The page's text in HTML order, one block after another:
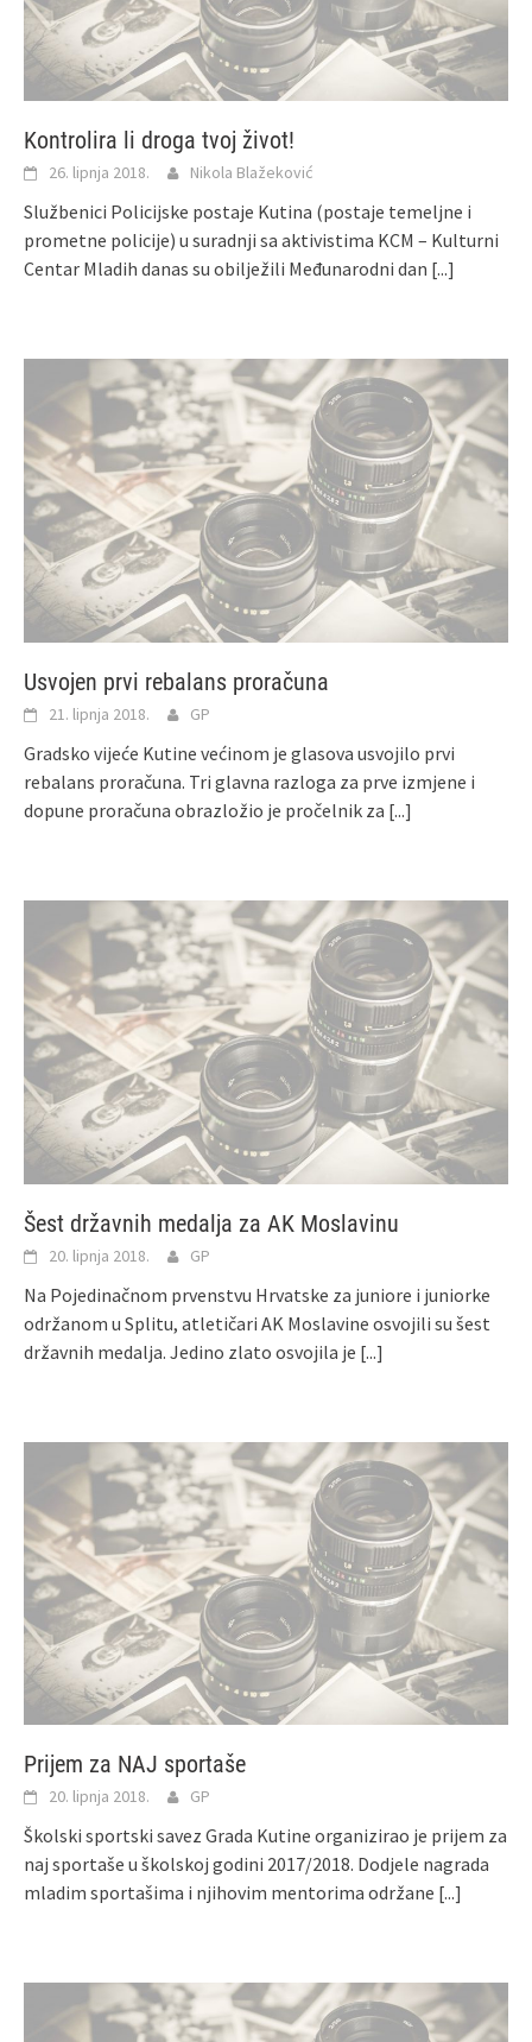
Kontrolira li droga tvoj život!
26. lipnja 2018. Nikola Blažeković
Službenici Policijske postaje Kutina (postaje temeljne i
prometne policije) u suradnji sa aktivistima KCM – Kulturni
Centar Mladih danas su obilježili Međunarodni dan [...]
Usvojen prvi rebalans proračuna
21. lipnja 2018. GP
Gradsko vijeće Kutine većinom je glasova usvojilo prvi
rebalans proračuna. Tri glavna razloga za prve izmjene i
dopune proračuna obrazložio je pročelnik za [...]
Šest državnih medalja za AK Moslavinu
20. lipnja 2018. GP
Na Pojedinačnom prvenstvu Hrvatske za juniore i juniorke
održanom u Splitu, atletičari AK Moslavine osvojili su šest
državnih medalja. Jedino zlato osvojila je [...]
Prijem za NAJ sportaše
20. lipnja 2018. GP
Školski sportski savez Grada Kutine organizirao je prijem za
naj sportaše u školskoj godini 2017/2018. Dodjele nagrada
mladim sportašima i njihovim mentorima održane [...]